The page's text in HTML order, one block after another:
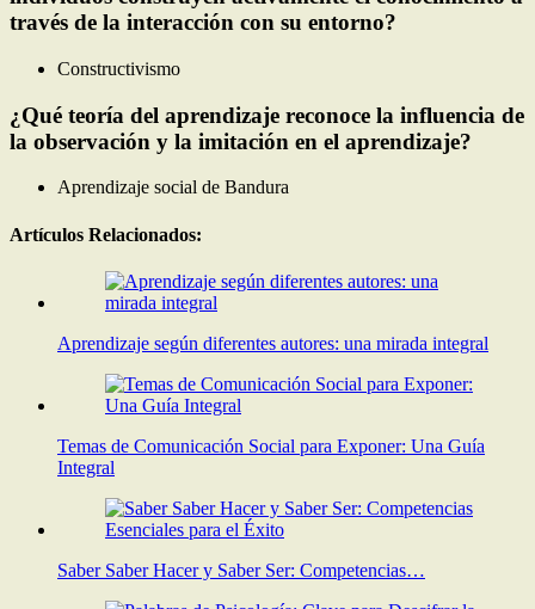
través de la interacción con su entorno?
Constructivismo
¿Qué teoría del aprendizaje reconoce la influencia de
la observación y la imitación en el aprendizaje?
Aprendizaje social de Bandura
Artículos Relacionados:
Aprendizaje según diferentes autores: una mirada integral
Temas de Comunicación Social para Exponer: Una Guía
Integral
Saber Saber Hacer y Saber Ser: Competencias…